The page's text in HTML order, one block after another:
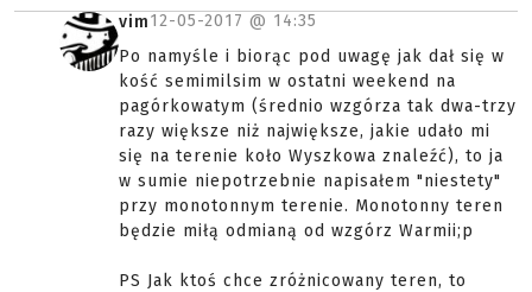
vim12-05-2017 @ 14:35
Po namyśle i biorąc pod uwagę jak dał się w
kość semimilsim w ostatni weekend na
pagórkowatym (średnio wzgórza tak dwa-trzy
razy większe niż największe, jakie udało mi
się na terenie koło Wyszkowa znaleźć), to ja
w sumie niepotrzebnie napisałem "niestety"
przy monotonnym terenie. Monotonny teren
będzie miłą odmianą od wzgórz Warmii;p
PS Jak ktoś chce zróżnicowany teren, to